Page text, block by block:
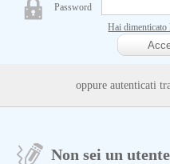
Password
Hai dimenticato
oppure autenticati
Non sei un